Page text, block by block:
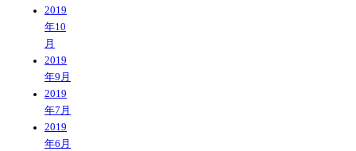
2019
年10
月
2019
年9月
2019
年7月
2019
年6月